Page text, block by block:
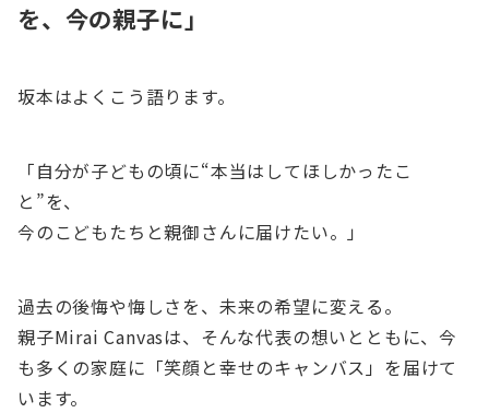
を、今の親子に」
坂本はよくこう語ります。
「自分が子どもの頃に“本当はしてほしかったこ
と”を、
今のこどもたちと親御さんに届けたい。」
過去の後悔や悔しさを、未来の希望に変える。
親子Mirai Canvasは、そんな代表の想いとともに、今
も多くの家庭に「笑顔と幸せのキャンバス」を届けて
います。